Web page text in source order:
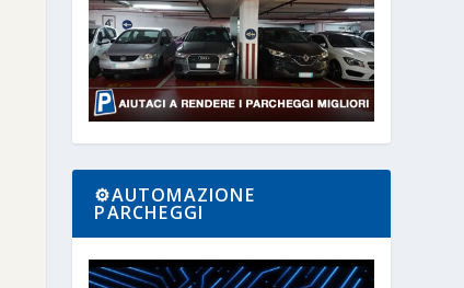
⚙️AUTOMAZIONE
PARCHEGGI